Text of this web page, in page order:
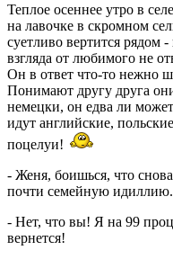
Теплое осеннее утро в
на лавочке в скромном
суетливо вертится рядом
взгляда от любимого не
Он в ответ что-то нежно
Понимают другу друга
немецки, он едва ли
идут английские,
поцелуи!
- Женя, боишься, что
почти семейную идиллию.
- Нет, что вы! Я на 99
вернется!